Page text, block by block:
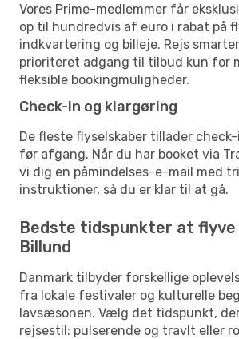
Vores Prime-medlemmer får
op til hundredvis af euro i rabat på
indkvartering og billeje. Rejs
prioriteret adgang til tilbud kun for
fleksible bookingmuligheder.
Check-in og klargøring
De fleste flyselskaber tillader
før afgang. Når du har booket via
vi dig en påmindelses-e-mail med
instruktioner, så du er klar til at gå.
Bedste tidspunkter at
Billund
Danmark tilbyder forskellige
fra lokale festivaler og kulturelle
lavsæsonen. Vælg det tidspunkt,
rejsestil: pulserende og travlt eller